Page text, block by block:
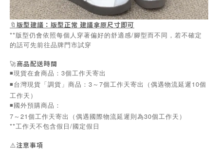
🔖 版型建議：版型正常 建議拿原尺寸即可
**版型仍會依照每個人穿著偏好的舒適感/腳型而不同，若不確定
的話可先前往品牌門市試穿
🚀商品配送時間
◾️現貨在倉商品：3個工作天寄出
◾️台灣現貨「調貨」商品：3～7個工作天寄出（偶遇物流延遲10個
工作天）
◾️國外預購商品：
7～21個工作天寄出（偶遇國際物流延遲則為30個工作天）
**工作天不包含假日/國定假日
⚠️注意事項